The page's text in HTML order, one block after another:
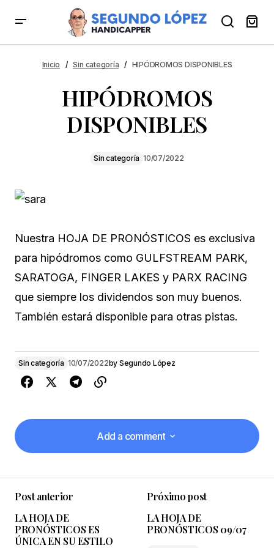
Inicio Sin categoría HIPÓDROMOS DISPONIBLES
HIPÓDROMOS
DISPONIBLES
Sin categoría 10/07/2022
Nuestra HOJA DE PRONÓSTICOS es exclusiva
para hipódromos como GULFSTREAM PARK,
SARATOGA, FINGER LAKES y PARX RACING
que siempre los dividendos son muy buenos.
También estará disponible para otras pistas.
Sin categoría 10/07/2022by Segundo López
Add a comment
Add a comment
Tu dirección de correo electrónico no será
publicada.
Los campos obligatorios están
marcados con
Post anterior
LA HOJA DE
PRONÓSTICOS ES
ÚNICA EN SU ESTILO
Próximo post
LA HOJA DE
PRONÓSTICOS 09/07